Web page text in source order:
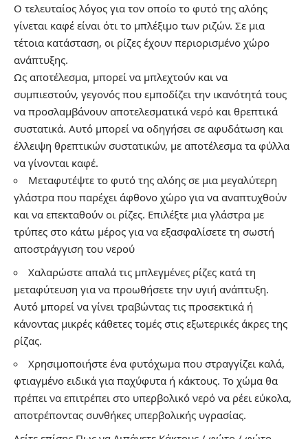
Ο τελευταίος λόγος για τον οποίο το φυτό της αλόης
γίνεται καφέ είναι ότι το μπλέξιμο των ριζών. Σε μια
τέτοια κατάσταση, οι ρίζες έχουν περιορισμένο χώρο
ανάπτυξης.
Ως αποτέλεσμα, μπορεί να μπλεχτούν και να
συμπιεστούν, γεγονός που εμποδίζει την ικανότητά τους
να προσλαμβάνουν αποτελεσματικά νερό και θρεπτικά
συστατικά. Αυτό μπορεί να οδηγήσει σε αφυδάτωση και
έλλειψη θρεπτικών συστατικών, με αποτέλεσμα τα φύλλα
να γίνονται καφέ.
Μεταφυτέψτε το φυτό της αλόης σε μια μεγαλύτερη
γλάστρα που παρέχει άφθονο χώρο για να αναπτυχθούν
και να επεκταθούν οι ρίζες. Επιλέξτε μια γλάστρα με
τρύπες στο κάτω μέρος για να εξασφαλίσετε τη σωστή
αποστράγγιση του νερού
Χαλαρώστε απαλά τις μπλεγμένες ρίζες κατά τη
μεταφύτευση για να προωθήσετε την υγιή ανάπτυξη.
Αυτό μπορεί να γίνει τραβώντας τις προσεκτικά ή
κάνοντας μικρές κάθετες τομές στις εξωτερικές άκρες της
ρίζας.
Χρησιμοποιήστε ένα φυτόχωμα που στραγγίζει καλά,
φτιαγμένο ειδικά για παχύφυτα ή κάκτους. Το χώμα θα
πρέπει να επιτρέπει στο υπερβολικό νερό να ρέει εύκολα,
αποτρέποντας συνθήκες υπερβολικής υγρασίας.